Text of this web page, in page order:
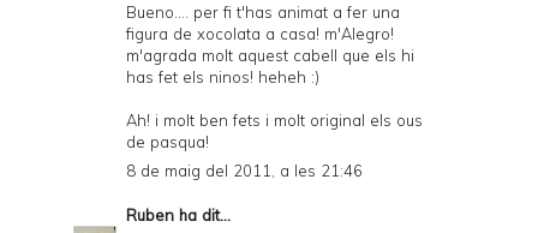
Bueno.... per fi t'has animat a fer una
figura de xocolata a casa! m'Alegro!
m'agrada molt aquest cabell que els hi
has fet els ninos! heheh :)
Ah! i molt ben fets i molt original els ous
de pasqua!
8 de maig del 2011, a les 21:46
Ruben ha dit...